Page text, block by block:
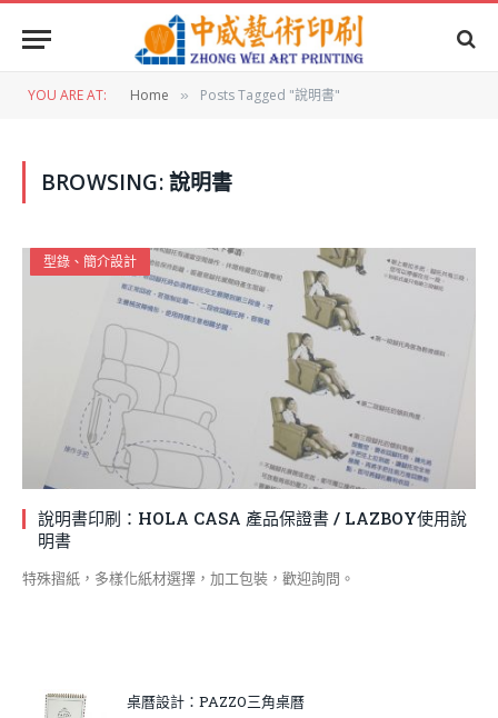
YOU ARE AT: Home » Posts Tagged "說明書"
BROWSING:說明書
型錄、簡介設計
說明書印刷：HOLA CASA 產品保證書 / LAZBOY使用說
明書
特殊摺紙，多樣化紙材選擇，加工包裝，歡迎詢問。
桌曆設計：PAZZO三角桌曆